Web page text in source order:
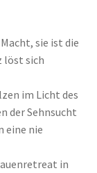
sie ist die
löst sich
im Licht des
der Sehnsucht
eine nie
in